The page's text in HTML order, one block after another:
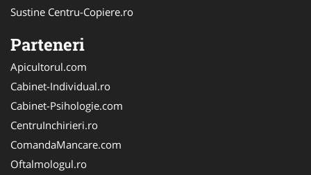
Sustine Centru-Copiere.ro
Parteneri
Apicultorul.com
Cabinet-Individual.ro
Cabinet-Psihologie.com
CentruInchirieri.ro
ComandaMancare.com
Oftalmologul.ro